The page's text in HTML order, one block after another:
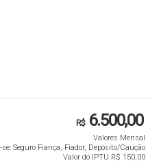
R$6.500,00
Valores Mensal
se: Seguro Fiança, Fiador, Depósito/Caução
Valor do IPTU R$ 150,00